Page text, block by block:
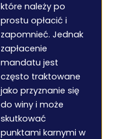
które należy po
prostu opłacić i
zapomnieć. Jednak
zapłacenie
mandatu jest
często traktowane
jako przyznanie się
do winy i może
skutkować
punktami karnymi w